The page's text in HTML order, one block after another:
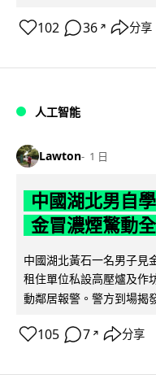
102 36 ↗ 分享
人工智能
Lawton 1 日
中國湖北男自
金冒濃煙驚動
中國湖北黃石一名男子見
租住單位私設高壓爐及作
動鄰居報警。警方到場揭
105 7 ↗ 分享